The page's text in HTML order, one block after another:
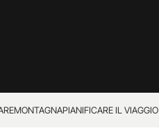
MONTAGNAPIANIFICARE IL VIAGGIO